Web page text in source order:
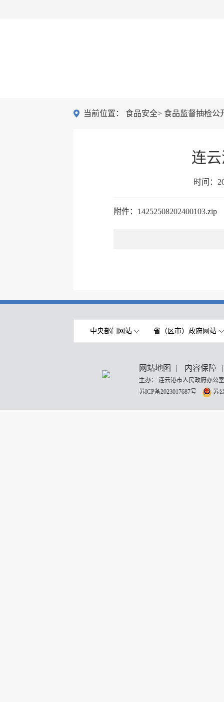
当前位置： 食品安全> 食品监督抽检公
连
时间：
附件：14252508202400103.zip
中央部门网站 省（区市）政府网站
网站地图 | 内容保障 |
主办： 连云港市人民政府办
苏ICP备2023017687号
苏